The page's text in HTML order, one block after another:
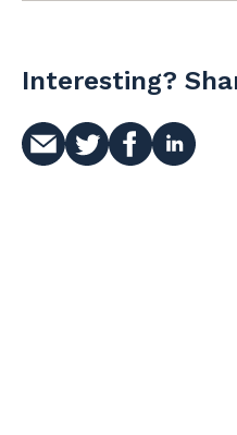
Interesting?